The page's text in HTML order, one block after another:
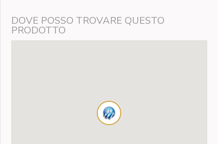
DOVE POSSO TROVARE QUESTO
PRODOTTO